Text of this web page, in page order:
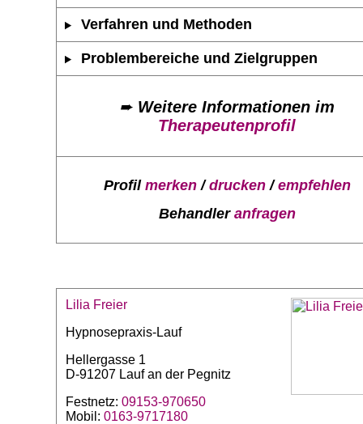
Verfahren und Methoden
Problembereiche und Zielgruppen
➨ Weitere Informationen im
Therapeutenprofil
Profil merken/drucken/empfehlen
Behandler anfragen
Lilia Freier
Hypnosepraxis-Lauf
Hellergasse 1
D-91207 Lauf an der Pegnitz
Festnetz: 09153-970650
Mobil: 0163-9717180